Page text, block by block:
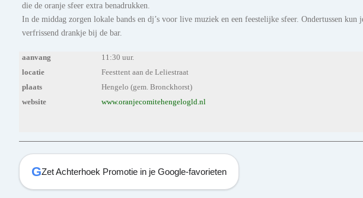
die de oranje sfeer extra benadrukken.
In de middag zorgen lokale bands en dj’s voor live muziek en een feestelijke sfeer. Ondertussen kun
verfrissend drankje bij de bar.
aanvang
11:30 uur.
locatie
Feesttent aan de Leliestraat
plaats
Hengelo (gem. Bronckhorst)
website
www.oranjecomitehengelogld.nl
GZet Achterhoek Promotie in je Google-favorieten